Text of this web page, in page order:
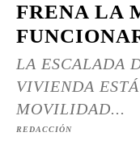
FRENA LA
LA ESCALADA
VIVIENDA
MOVILIDAD...
REDACCIÓN